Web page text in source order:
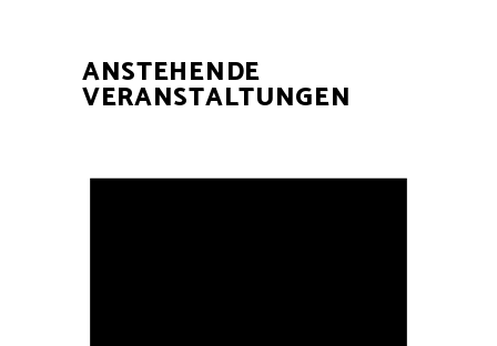
ANSTEHENDE
VERANSTALTUNGEN